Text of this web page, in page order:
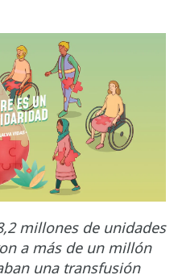
millones de unidades
a más de un millón
una transfusión